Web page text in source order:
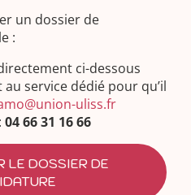
un dossier de
:
ci-dessous
service dédié pour qu’il
uliss.fr
04 66 31 16 66
LE DOSSIER DE